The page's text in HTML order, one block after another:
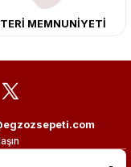
MEMNUNİYETİ